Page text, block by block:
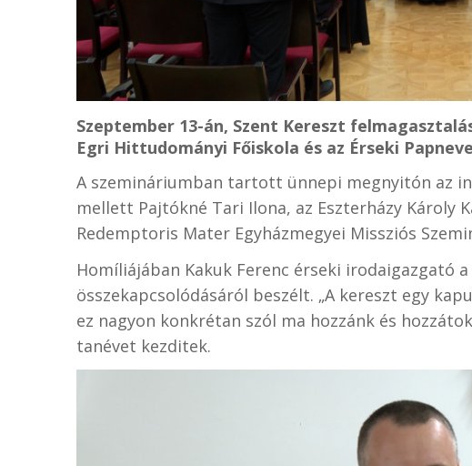
Szeptember 13-án, Szent Kereszt
Egri Hittudományi Főiskola és az Érseki
A szemináriumban tartott ünnepi megnyitón az
mellett Pajtókné Tari Ilona, az Eszterházy Károly
Redemptoris Mater Egyházmegyei Missziós
Homíliájában Kakuk Ferenc érseki irodaigazgató
összekapcsolódásáról beszélt. „A kereszt egy
ez nagyon konkrétan szól ma hozzánk és
tanévet kezditek.